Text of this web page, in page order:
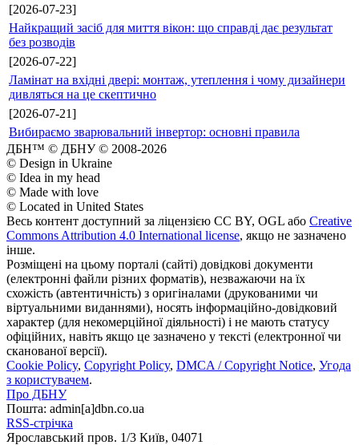
[2026-07-23]
Найкращий засіб для миття вікон: що справді дає результат
без розводів
[2026-07-22]
Ламінат на вхідні двері: монтаж, утеплення і чому дизайнери
дивляться на це скептично
[2026-07-21]
Вибираємо зварювальний інвертор: основні правила
ДБН™ © ДБНУ © 2008-2026
© Design in Ukraine
© Idea in my head
© Made with love
© Located in United States
Весь контент доступний за ліцензією CC BY, OGL або Creative
Commons Attribution 4.0 International license, якщо не зазначено
інше.
Розміщені на цьому порталі (сайті) довідкові документи
(електронні файли різних форматів), незважаючи на їх
схожість (автентичність) з оригіналами (друкованими чи
віртуальними виданнями), носять інформаційно-довідковий
характер (для некомерційної діяльності) і не мають статусу
офіційних, навіть якщо це зазначено у тексті (електронної чи
сканованої версії).
Cookie Policy, Copyright Policy, DMCA / Copyright Notice, Угода
з користувачем.
Про ДБНУ
Пошта: admin[а]dbn.co.ua
RSS-стрічка
Ярославський пров. 1/3 Київ, 04071